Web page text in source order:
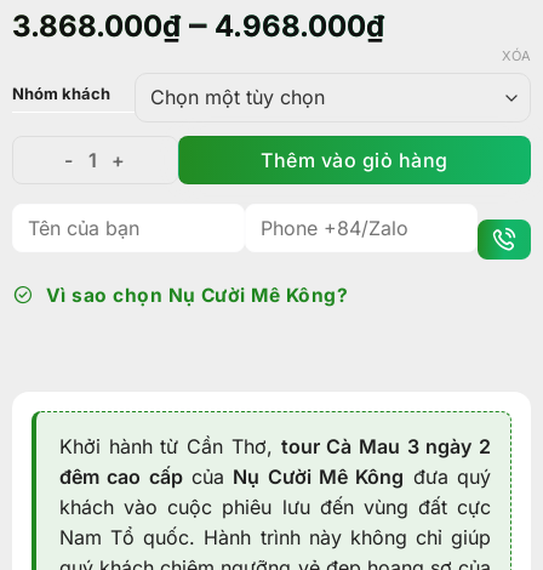
3.868.000₫– 4.968.000₫
Nhóm khách
XÓA
Tour Cà Mau 3 ngày 2 đêm từ Cần Thơ: Hoá thân
Thêm vào giỏ hàng
Vì sao chọn Nụ Cười Mê Kông?
Khởi hành từ Cần Thơ, tour Cà Mau 3 ngày 2
đêm cao cấpcủa Nụ Cười Mê Kông đưa quý
khách vào cuộc phiêu lưu đến vùng đất cực
Nam Tổ quốc. Hành trình này không chỉ giúp